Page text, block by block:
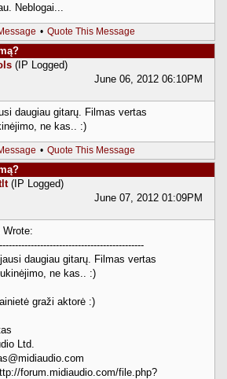
Neblogai...
• Quote This Message
(IP Logged)
June 06, 2012 06:10PM
daugiau gitarų. Filmas vertas
ne kas.. :)
• Quote This Message
(IP Logged)
June 07, 2012 01:09PM
Wrote:
daugiau gitarų. Filmas vertas
ne kas.. :)
graži aktorė :)
Ltd.
forum.midiaudio.com/file.php?